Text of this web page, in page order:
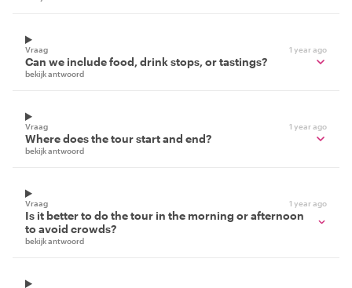
Vraag 1 year ago
Can we include food, drink stops, or tastings?
bekijk antwoord
Vraag 1 year ago
Where does the tour start and end?
bekijk antwoord
Vraag 1 year ago
Is it better to do the tour in the morning or afternoon
to avoid crowds?
bekijk antwoord